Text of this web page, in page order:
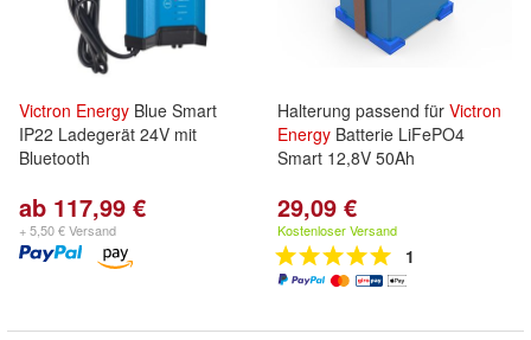
Victron Energy Blue Smart
IP22 Ladegerät 24V mit
Bluetooth
ab 117,99 €
+ 5,50 € Versand
Halterung passend für Victron
Energy Batterie LiFePO4
Smart 12,8V 50Ah
29,09 €
Kostenloser Versand
1